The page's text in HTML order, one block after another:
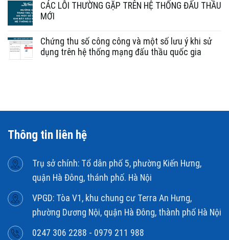
CÁC LỖI THƯỜNG GẶP TRÊN HỆ THỐNG ĐẤU THẦU
MỚI
Chứng thu số công công và một số lưu ý khi sử
dụng trên hệ thống mạng đấu thầu quốc gia
Thông tin liên hệ
Trụ sở chính: Tổ dân phố 5, phường Kiến Hưng,
quận Hà Đông, thánh phố. Hà Nội
VPGD: Tòa V1, khu chung cư Terra An Hưng,
phường Dương Nội, quận Hà Đông, thành phố Hà Nội
0247 306 2288 - 0979 211 988